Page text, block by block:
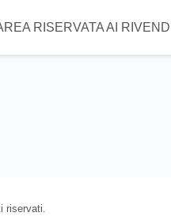
RISERVATA AI
riservati.